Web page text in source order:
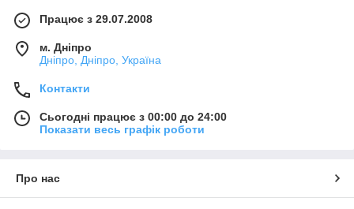
Працює з 29.07.2008
м. Дніпро
Дніпро, Дніпро, Україна
Контакти
Сьогодні працює з 00:00 до 24:00
Показати весь графік роботи
Про нас